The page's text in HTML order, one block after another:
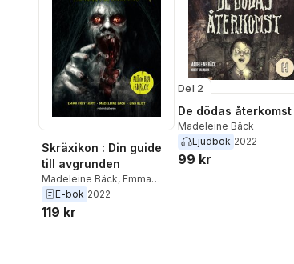
Skräxikon : Din guide
till avgrunden
Madeleine Bäck, Emma
Frey-Skött
E-bok 2022
119 kr
Del 2
De dödas återkomst
Madeleine Bäck
Ljudbok 2022
99 kr